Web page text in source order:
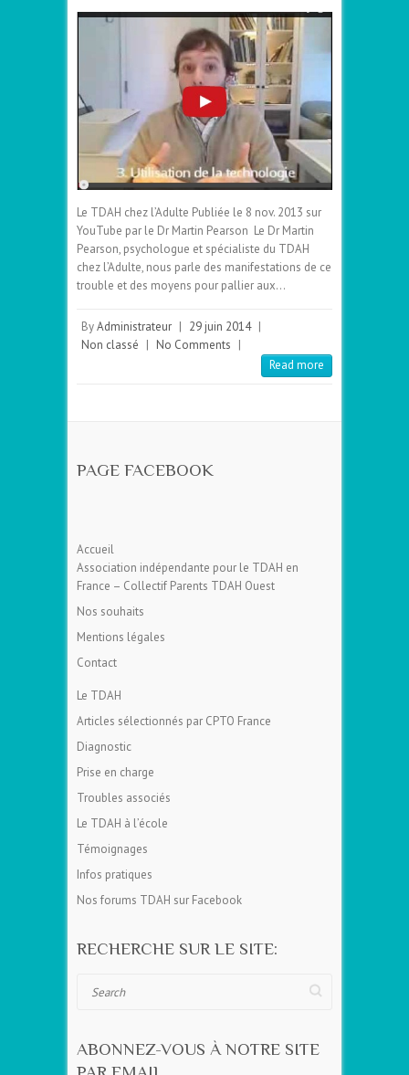
Le TDAH chez l’Adulte Publiée le 8 nov. 2013 sur
YouTube par le Dr Martin Pearson Le Dr Martin
Pearson, psychologue et spécialiste du TDAH
chez l’Adulte, nous parle des manifestations de ce
trouble et des moyens pour pallier aux…
ByAdministrateur 29 juin 2014
Non classé
No Comments
Read more
PAGE FACEBOOK
Accueil
Association indépendante pour le TDAH en
France – Collectif Parents TDAH Ouest
Nos souhaits
Mentions légales
Contact
Le TDAH
Articles sélectionnés par CPTO France
Diagnostic
Prise en charge
Troubles associés
Le TDAH à l’école
Témoignages
Infos pratiques
Nos forums TDAH sur Facebook
RECHERCHE SUR LE SITE:
ABONNEZ-VOUS À NOTRE SITE